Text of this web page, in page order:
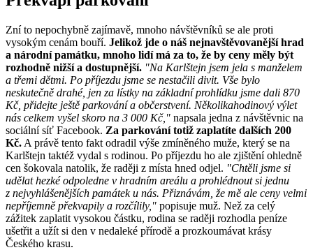
Zní to nepochybně zajímavě, mnoho návštěvníků se ale proti
vysokým cenám bouří. Jelikož jde o náš nejnavštěvovanější hrad
a národní památku, mnoho lidí má za to, že by ceny měly být
rozhodně nižší a dostupnější. "Na Karlštejn jsem jela s manželem
a třemi dětmi. Po příjezdu jsme se nestačili divit. Vše bylo
neskutečně drahé, jen za lístky na základní prohlídku jsme dali 870
Kč, přidejte ještě parkování a občerstvení. Několikahodinový výlet
nás celkem vyšel skoro na 3 000 Kč," napsala jedna z návštěvnic na
sociální síť Facebook. Za parkování totiž zaplatíte dalších 200
Kč. A právě tento fakt odradil výše zmíněného muže, který se na
Karlštejn taktéž vydal s rodinou. Po příjezdu ho ale zjištění ohledně
cen šokovala natolik, že raději z místa hned odjel. "Chtěli jsme si
udělat hezké odpoledne v hradním areálu a prohlédnout si jednu
z nejvyhlášenějších památek u nás. Přiznávám, že mě ale ceny velmi
nepříjemně překvapily a rozčílily," popisuje muž. Než za celý
zážitek zaplatit vysokou částku, rodina se raději rozhodla peníze
ušetřit a užít si den v nedaleké přírodě a prozkoumávat krásy
Českého krasu.